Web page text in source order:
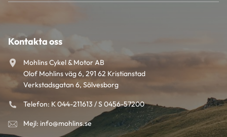
Kontakta oss
Mohlins Cykel & Motor AB
Olof Mohlins väg 6, 291 62 Kristianstad
Verkstadsgatan 6, Sölvesborg
Telefon: K 044-211613 / S 0456-57200
Mejl: info@mohlins.se